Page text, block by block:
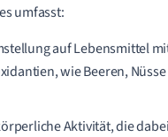
umfasst:
auf Lebensmittel
wie Beeren,
Aktivität, die